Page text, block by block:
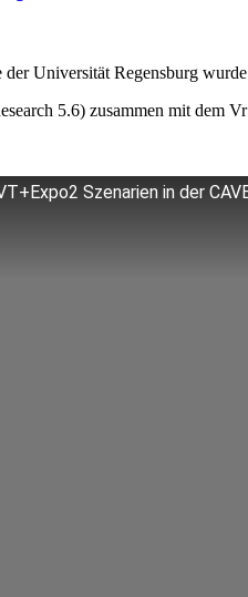
Universität Regensburg
5.6) zusammen mit dem
Szenarien in der